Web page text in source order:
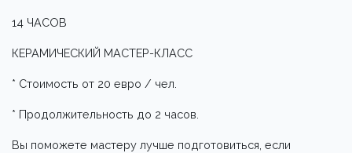
14 ЧАСОВ
КЕРАМИЧЕСКИЙ МАСТЕР-КЛАСС
* Стоимость от 20 евро / чел.
* Продолжительность до 2 часов.
Вы поможете мастеру лучше подготовиться, если